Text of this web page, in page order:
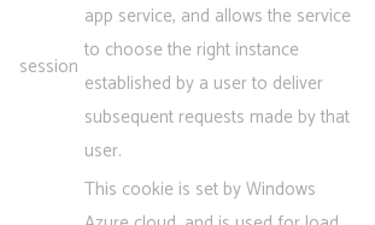
session
app service, and allows the service
to choose the right instance
established by a user to deliver
subsequent requests made by that
user.
This cookie is set by Windows